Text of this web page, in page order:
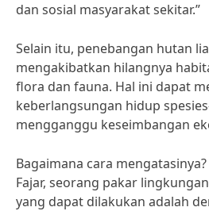
dan sosial masyarakat sekitar.”
Selain itu, penebangan hutan
mengakibatkan hilangnya
flora dan fauna. Hal ini dapat
keberlangsungan hidup
mengganggu keseimbangan
Bagaimana cara
Fajar, seorang pakar
yang dapat dilakukan adalah